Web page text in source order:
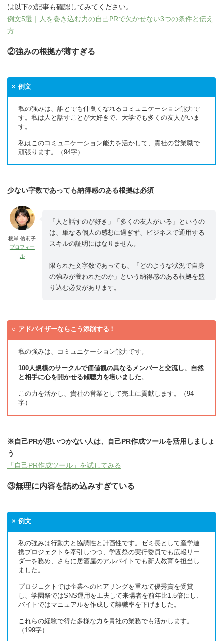
は以下の記事も確認してみてください。
例文5選｜人を巻き込む力の自己PRで欠かせない3つの条件と伝え
方
②強みの根拠が薄すぎる
例文
私の強みは、誰とでも仲良くなれるコミュニケーション能力で
す。私は人と話すことが大好きで、大学でも多くの友人がいま
す。
私はこのコミュニケーション能力を活かして、貴社の営業職で
頑張ります。（94字）
少ない字数であっても納得感のある根拠は必須
根岸 佑莉子
プロフィー
ル
「人と話すのが好き」「多くの友人がいる」というの
は、単なる個人の感想に過ぎず、ビジネスで通用する
スキルの証明にはなりません。
限られた文字数であっても、「どのような状況で自身
の強みが養われたのか」という納得感のある根拠を盛
り込む必要があります。
アドバイザーならこう添削する！
私の強みは、コミュニケーション能力です。
100人規模のサークルで価値観の異なるメンバーと交流し、自然
と相手に心を開かせる傾聴力を培いました。
この力を活かし、貴社の営業として売上に貢献します。（94
字）
※自己PRが思いつかない人は、自己PR作成ツールを活用しましょ
う
「自己PR作成ツール」を試してみる
③無理に内容を詰め込みすぎている
例文
私の強みは行動力と協調性と計画性です。ゼミ長として産学連
携プロジェクトを牽引しつつ、学園祭の実行委員でも広報リー
ダーを務め、さらに居酒屋のアルバイトでも新人教育を担当し
ました。
プロジェクトでは企業へのヒアリングを重ねて優秀賞を受賞
し、学園祭ではSNS運用を工夫して来場者を前年比1.5倍にし、
バイトではマニュアルを作成して離職率を下げました。
これらの経験で得た多様な力を貴社の業務でも活かします。
（199字）